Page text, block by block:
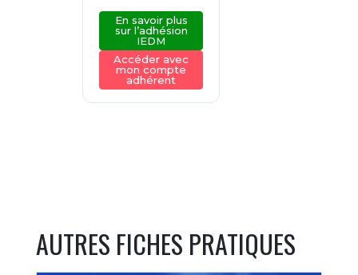
En savoir plus
sur l’adhésion
IEDM
Accéder avec
mon compte
adhérent
AUTRES FICHES PRATIQUES